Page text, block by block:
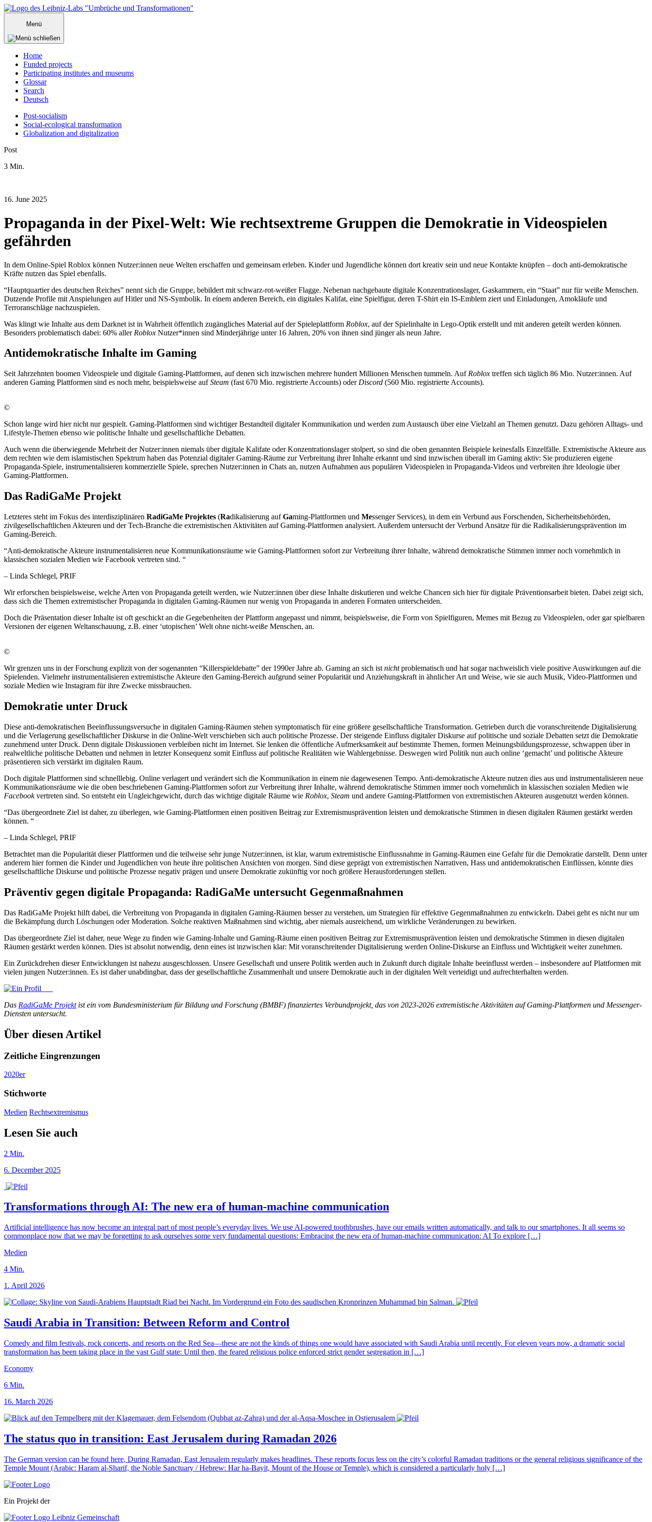
Zum
Inhalt
springenMenü
Home
Funded projects
Participating institutes and museums
Glossar
Search
Deutsch
Post-socialism
Social-ecological transformation
Globalization and digitalization
Menü
Post
3 Min.
16. June 2025
Propaganda in der Pixel-Welt: Wie rechtsextreme Gruppen die Demokratie in Videospielen
gefährden
In dem Online-Spiel Roblox können Nutzer:innen neue Welten erschaffen und gemeinsam erleben. Kinder und Jugendliche können dort kreativ sein und neue Kontakte knüpfen – doch anti-demokratische
Kräfte nutzen das Spiel ebenfalls.
“Hauptquartier des deutschen Reiches” nennt sich die Gruppe, bebildert mit schwarz-rot-weißer Flagge. Nebenan nachgebaute digitale Konzentrationslager, Gaskammern, ein “Staat” nur für weiße Menschen.
Dutzende Profile mit Anspielungen auf Hitler und NS-Symbolik. In einem anderen Bereich, ein digitales Kalifat, eine Spielfigur, deren T-Shirt ein IS-Emblem ziert und Einladungen, Amokläufe und
Terroranschläge nachzuspielen.
Was klingt wie Inhalte aus dem Darknet ist in Wahrheit öffentlich zugängliches Material auf der Spieleplattform Roblox, auf der Spielinhalte in Lego-Optik erstellt und mit anderen geteilt werden können.
Besonders problematisch dabei: 60% allerRoblox Nutzer*innen sind Minderjährige unter 16 Jahren, 20% von ihnen sind jünger als neun Jahre.
Antidemokratische Inhalte im Gaming
Seit Jahrzehnten boomen Videospiele und digitale Gaming-Plattformen, auf denen sich inzwischen mehrere hundert Millionen Menschen tummeln. Auf Roblox treffen sich täglich 86 Mio. Nutzer:innen. Auf
anderen Gaming Plattformen sind es noch mehr, beispielsweise aufSteam (fast 670 Mio. registrierte Accounts) oder Discord (560 Mio. registrierte Accounts).
©
Schon lange wird hier nicht nur gespielt. Gaming-Plattformen sind wichtiger Bestandteil digitaler Kommunikation und werden zum Austausch über eine Vielzahl an Themen genutzt. Dazu gehören Alltags- und
Lifestyle-Themen ebenso wie politische Inhalte und gesellschaftliche Debatten.
Auch wenn die überwiegende Mehrheit der Nutzer:innen niemals über digitale Kalifate oder Konzentrationslager stolpert, so sind die oben genannten Beispiele keinesfalls Einzelfälle. Extremistische Akteure aus
dem rechten wie dem islamistischen Spektrum haben das Potenzial digitaler Gaming-Räume zur Verbreitung ihrer Inhalte erkannt und sind inzwischen überall im Gaming aktiv: Sie produzieren eigene
Propaganda-Spiele, instrumentalisieren kommerzielle Spiele, sprechen Nutzer:innen in Chats an, nutzen Aufnahmen aus populären Videospielen in Propaganda-Videos und verbreiten ihre Ideologie über
Gaming-Plattformen.
Das RadiGaMe Projekt
Letzteres steht im Fokus des interdisziplinären RadiGaMe Projektes (Radikalisierung aufGaming-Plattformen und Messenger Services), in dem ein Verbund aus Forschenden, Sicherheitsbehörden,
zivilgesellschaftlichen Akteuren und der Tech-Branche die extremistischen Aktivitäten auf Gaming-Plattformen analysiert. Außerdem untersucht der Verbund Ansätze für die Radikalisierungsprävention im
Gaming-Bereich.
“Anti-demokratische Akteure instrumentalisieren neue Kommunikationsräume wie Gaming-Plattformen sofort zur Verbreitung ihrer Inhalte, während demokratische Stimmen immer noch vornehmlich in
klassischen sozialen Medien wie Facebook vertreten sind. “
– Linda Schlegel, PRIF
Wir erforschen beispielsweise, welche Arten von Propaganda geteilt werden, wie Nutzer:innen über diese Inhalte diskutieren und welche Chancen sich hier für digitale Präventionsarbeit bieten. Dabei zeigt sich,
dass sich die Themen extremistischer Propaganda in digitalen Gaming-Räumen nur wenig von Propaganda in anderen Formaten unterscheiden.
Doch die Präsentation dieser Inhalte ist oft geschickt an die Gegebenheiten der Plattform angepasst und nimmt, beispielsweise, die Form von Spielfiguren, Memes mit Bezug zu Videospielen, oder gar spielbaren
Versionen der eigenen Weltanschauung, z.B. einer ‘utopischen’ Welt ohne nicht-weiße Menschen, an.
©
Wir grenzen uns in der Forschung explizit von der sogenannten “Killerspieldebatte” der 1990er Jahre ab. Gaming an sich ist nichtproblematisch und hat sogar nachweislich viele positive Auswirkungen auf die
Spielenden. Vielmehr instrumentalisieren extremistische Akteure den Gaming-Bereich aufgrund seiner Popularität und Anziehungskraft in ähnlicher Art und Weise, wie sie auch Musik, Video-Plattformen und
soziale Medien wie Instagram für ihre Zwecke missbrauchen.
Demokratie unter Druck
Diese anti-demokratischen Beeinflussungsversuche in digitalen Gaming-Räumen stehen symptomatisch für eine größere gesellschaftliche Transformation. Getrieben durch die voranschreitende Digitalisierung
und die Verlagerung gesellschaftlicher Diskurse in die Online-Welt verschieben sich auch politische Prozesse. Der steigende Einfluss digitaler Diskurse auf politische und soziale Debatten setzt die Demokratie
zunehmend unter Druck. Denn digitale Diskussionen verbleiben nicht im Internet. Sie lenken die öffentliche Aufmerksamkeit auf bestimmte Themen, formen Meinungsbildungsprozesse, schwappen über in
realweltliche politische Debatten und nehmen in letzter Konsequenz somit Einfluss auf politische Realitäten wie Wahlergebnisse. Deswegen wird Politik nun auch online ‘gemacht’ und politische Akteure
präsentieren sich verstärkt im digitalen Raum.
Doch digitale Plattformen sind schnelllebig. Online verlagert und verändert sich die Kommunikation in einem nie dagewesenen Tempo. Anti-demokratische Akteure nutzen dies aus und instrumentalisieren neue
Kommunikationsräume wie die oben beschriebenen Gaming-Plattformen sofort zur Verbreitung ihrer Inhalte, während demokratische Stimmen immer noch vornehmlich in klassischen sozialen Medien wie
Facebookvertreten sind. So entsteht ein Ungleichgewicht, durch das wichtige digitale Räume wie Roblox, Steam und andere Gaming-Plattformen von extremistischen Akteuren ausgenutzt werden können.
“Das übergeordnete Ziel ist daher, zu überlegen, wie Gaming-Plattformen einen positiven Beitrag zur Extremismusprävention leisten und demokratische Stimmen in diesen digitalen Räumen gestärkt werden
können. “
– Linda Schlegel, PRIF
Betrachtet man die Popularität dieser Plattformen und die teilweise sehr junge Nutzer:innen, ist klar, warum extremistische Einflussnahme in Gaming-Räumen eine Gefahr für die Demokratie darstellt. Denn unter
anderem hier formen die Kinder und Jugendlichen von heute ihre politischen Ansichten von morgen. Sind diese geprägt von extremistischen Narrativen, Hass und antidemokratischen Einflüssen, könnte dies
gesellschaftliche Diskurse und politische Prozesse negativ prägen und unsere Demokratie zukünftig vor noch größere Herausforderungen stellen.
Präventiv gegen digitale Propaganda: RadiGaMe untersucht Gegenmaßnahmen
Das RadiGaMe Projekt hilft dabei, die Verbreitung von Propaganda in digitalen Gaming-Räumen besser zu verstehen, um Strategien für effektive Gegenmaßnahmen zu entwickeln. Dabei geht es nicht nur um
die Bekämpfung durch Löschungen oder Moderation. Solche reaktiven Maßnahmen sind wichtig, aber niemals ausreichend, um wirkliche Veränderungen zu bewirken.
Das übergeordnete Ziel ist daher, neue Wege zu finden wie Gaming-Inhalte und Gaming-Räume einen positiven Beitrag zur Extremismusprävention leisten und demokratische Stimmen in diesen digitalen
Räumen gestärkt werden können. Dies ist absolut notwendig, denn eines ist inzwischen klar: Mit voranschreitender Digitalisierung werden Online-Diskurse an Einfluss und Wichtigkeit weiter zunehmen.
Ein Zurückdrehen dieser Entwicklungen ist nahezu ausgeschlossen. Unsere Gesellschaft und unsere Politik werden auch in Zukunft durch digitale Inhalte beeinflusst werden – insbesondere auf Plattformen mit
vielen jungen Nutzer:innen. Es ist daher unabdingbar, dass der gesellschaftliche Zusammenhalt und unsere Demokratie auch in der digitalen Welt verteidigt und aufrechterhalten werden.
Das RadiGaMe Projektist ein vom Bundesministerium für Bildung und Forschung (BMBF) finanziertes Verbundprojekt, das von 2023-2026 extremistische Aktivitäten auf Gaming-Plattformen und Messenger-
Diensten untersucht.
Über diesen Artikel
Zeitliche Eingrenzungen
2020er
Stichworte
Medien Rechtsextremismus
Lesen Sie auch
2 Min.
6. December 2025
Transformations through AI: The new era of human-machine communication
Artificial intelligence has now become an integral part of most people’s everyday lives. We use AI-powered toothbrushes, have our emails written automatically, and talk to our smartphones. It all seems so
commonplace now that we may be forgetting to ask ourselves some very fundamental questions: Embracing the new era of human-machine communication: AI To explore […]
Medien
4 Min.
1. April 2026
Saudi Arabia in Transition: Between Reform and Control
Comedy and film festivals, rock concerts, and resorts on the Red Sea—these are not the kinds of things one would have associated with Saudi Arabia until recently. For eleven years now, a dramatic social
transformation has been taking place in the vast Gulf state: Until then, the feared religious police enforced strict gender segregation in […]
Economy
6 Min.
16. March 2026
The status quo in transition: East Jerusalem during Ramadan 2026
The German version can be found here, During Ramadan, East Jerusalem regularly makes headlines. These reports focus less on the city’s colorful Ramadan traditions or the general religious significance of the
Temple Mount (Arabic: Haram al-Sharif, the Noble Sanctuary / Hebrew: Har ha-Bayit, Mount of the House or Temple), which is considered a particularly holy […]
Ein Projekt der